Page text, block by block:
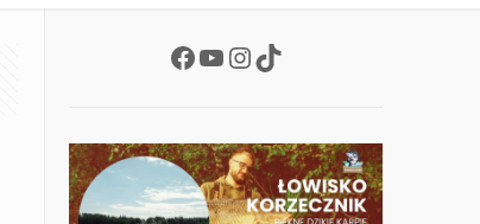
Facebook
YouTube
Instagram
TikTok